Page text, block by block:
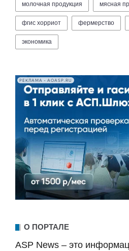
молочная продукция мясная
фгис хорриот фермерство
экономика
РЕКЛАМА • AOASP.RU
О ПОРТАЛЕ
ASP News – это